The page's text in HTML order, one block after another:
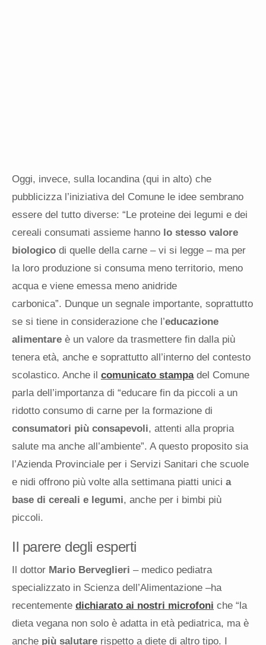
Oggi, invece, sulla locandina (qui in alto) che
pubblicizza l’iniziativa del Comune le idee sembrano
essere del tutto diverse: “Le proteine dei legumi e dei
cereali consumati assieme hanno lo stesso valore
biologico di quelle della carne – vi si legge – ma per
la loro produzione si consuma meno territorio, meno
acqua e viene emessa meno anidride
carbonica”. Dunque un segnale importante, soprattutto
se si tiene in considerazione che l’educazione
alimentare è un valore da trasmettere fin dalla più
tenera età, anche e soprattutto all’interno del contesto
scolastico. Anche il comunicato stampadel Comune
parla dell’importanza di “educare fin da piccoli a un
ridotto consumo di carne per la formazione di
consumatori più consapevoli, attenti alla propria
salute ma anche all’ambiente”. A questo proposito sia
l’Azienda Provinciale per i Servizi Sanitari che scuole
e nidi offrono più volte alla settimana piatti unici a
base di cereali e legumi, anche per i bimbi più
piccoli.
Il parere degli esperti
Il dottor Mario Berveglieri – medico pediatra
specializzato in Scienza dell’Alimentazione –ha
recentemente dichiarato ai nostri microfoni che “la
dieta vegana non solo è adatta in età pediatrica, ma è
anche più salutare rispetto a diete di altro tipo. I